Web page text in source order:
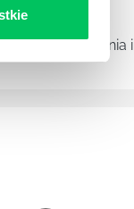
działania i